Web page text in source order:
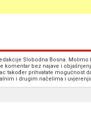
Slobodna Bosna.
komentar bez najave i
također prihvatate mogućnost
i drugim načelima i